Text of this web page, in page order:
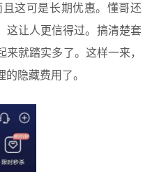
这可是长期优惠。懂哥还
这让人更信得过。搞清楚套
就踏实多了。这样一来，
隐藏费用了。